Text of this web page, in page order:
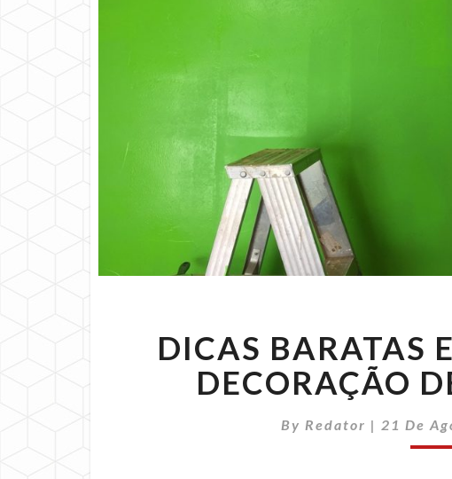
DICAS BARATAS
DECORAÇÃO
By Redator | 21 De